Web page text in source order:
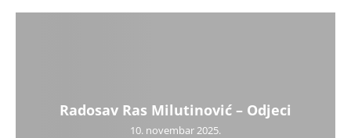
Radosav Ras Milutinović – Odjeci
10. novembar 2025.